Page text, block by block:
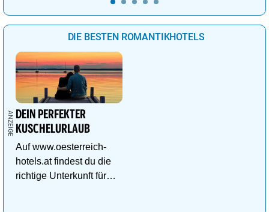
DIE BESTEN ROMANTIKHOTELS
DEIN PERFEKTER
KUSCHELURLAUB
Auf www.oesterreich-
hotels.at findest du die
richtige Unterkunft für